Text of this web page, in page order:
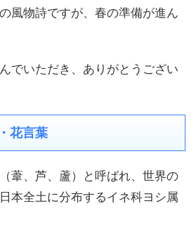
風物詩ですが、春の準備が進ん
でいただき、ありがとうござい
花言葉
葦、芦、蘆）と呼ばれ、世界の
本全土に分布するイネ科ヨシ属